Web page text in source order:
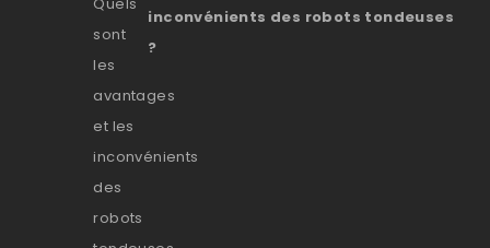
inconvénients des robots tondeuses
?